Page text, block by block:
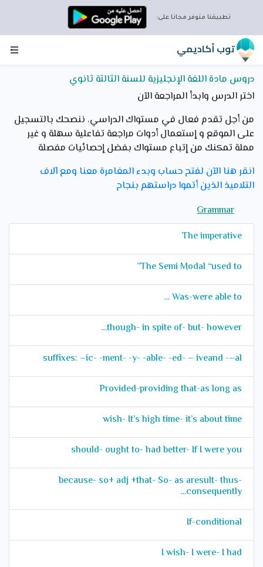
تطبيقنا متوفر مجانا على:
توب أكاديمي
دروس مادة اللغة الإنجليزية للسنة الثالثة ثانوي
اختر الدرس وابدأ المراجعة الآن
من أجل تقدم فعال في مستواك الدراسي، ننصحك بالتسجيل
على الموقع و إستعمال أدوات مراجعة تفاعلية سهلة و غير
مملة تمكنك من إتباع مستواك بفضل إحصائيات مفصلة
انقر هنا الآن لفتح حساب وبدء المغامرة معنا ومع آلاف
التلاميذ الذين أتموا دراستهم بنجاح
Grammar
The imperative
The Semi Modal “used to”
Was-were able to …
though- in spite of- but- however…
suffixes: –ic- -ment- -y- -able- -ed- – iveand -–al
Provided-providing that-as long as
wish- It’s high time- it’s about time
should- ought to- had better- If I were you
because- so+ adj +that- So- as aresult- thus-
consequently…
If-conditional
I wish- I were- I had